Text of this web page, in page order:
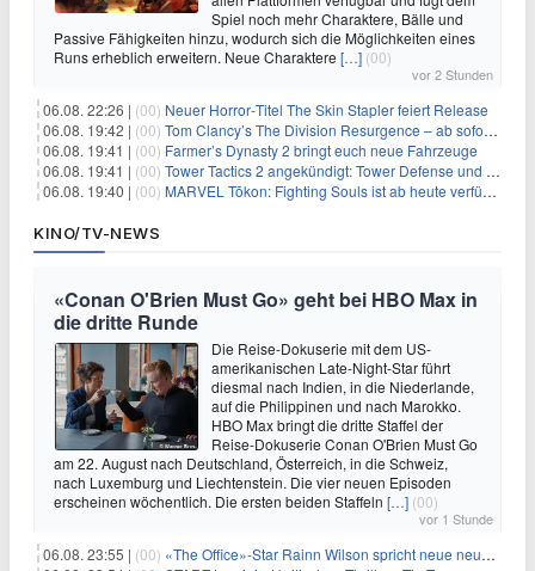
Spiel noch mehr Charaktere, Bälle und
Passive Fähigkeiten hinzu, wodurch sich die Möglichkeiten eines
Runs erheblich erweitern. Neue Charaktere […] (00)
vor 2 Stunden
06.08. 22:26 | (00) Neuer Horror‑Titel The Skin Stapler feiert Release
06.08. 19:42 | (00) Tom Clancy’s The Division Resurgence – ab sofort für euch verfügbar
06.08. 19:41 | (00) Farmer’s Dynasty 2 bringt euch neue Fahrzeuge
06.08. 19:41 | (00) Tower Tactics 2 angekündigt: Tower Defense und Deckbuilding Kombo kehrt zurück
06.08. 19:40 | (00) MARVEL Tōkon: Fighting Souls ist ab heute verfügbar
KINO/TV-NEWS
«Conan O'Brien Must Go» geht bei HBO Max in
die dritte Runde
Die Reise-Dokuserie mit dem US-
amerikanischen Late-Night-Star führt
diesmal nach Indien, in die Niederlande,
auf die Philippinen und nach Marokko.
HBO Max bringt die dritte Staffel der
Reise-Dokuserie Conan O'Brien Must Go
am 22. August nach Deutschland, Österreich, in die Schweiz,
nach Luxemburg und Liechtenstein. Die vier neuen Episoden
erscheinen wöchentlich. Die ersten beiden Staffeln […] (00)
vor 1 Stunde
06.08. 23:55 | (00) «The Office»-Star Rainn Wilson spricht neue neuseeländische Serie «Settling»